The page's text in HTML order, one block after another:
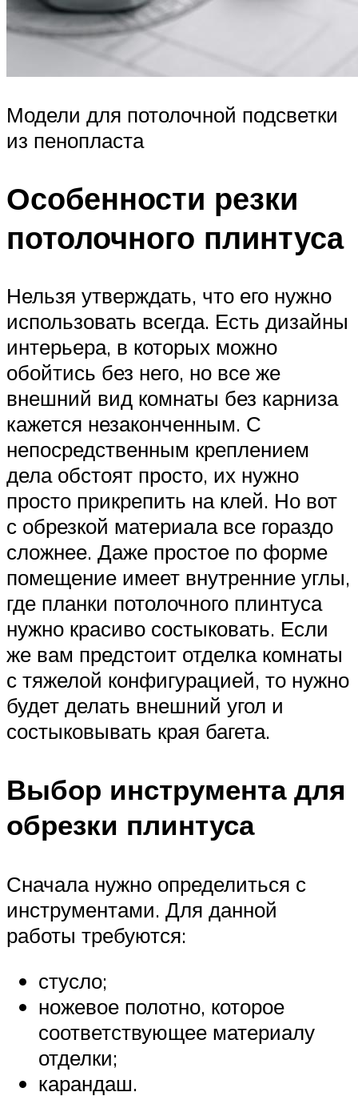
Модели для потолочной подсветки
из пенопласта
Особенности резки
потолочного плинтуса
Нельзя утверждать, что его нужно
использовать всегда. Есть дизайны
интерьера, в которых можно
обойтись без него, но все же
внешний вид комнаты без карниза
кажется незаконченным. С
непосредственным креплением
дела обстоят просто, их нужно
просто прикрепить на клей. Но вот
с обрезкой материала все гораздо
сложнее. Даже простое по форме
помещение имеет внутренние углы,
где планки потолочного плинтуса
нужно красиво состыковать. Если
же вам предстоит отделка комнаты
с тяжелой конфигурацией, то нужно
будет делать внешний угол и
состыковывать края багета.
Выбор инструмента для
обрезки плинтуса
Сначала нужно определиться с
инструментами. Для данной
работы требуются:
стусло;
ножевое полотно, которое
соответствующее материалу
отделки;
карандаш.